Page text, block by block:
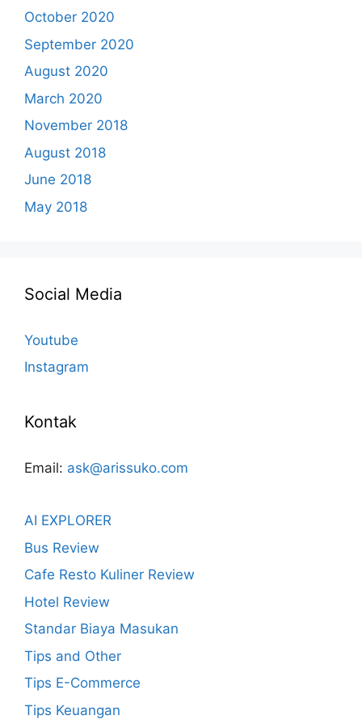
October 2020
September 2020
August 2020
March 2020
November 2018
August 2018
June 2018
May 2018
Social Media
Youtube
Instagram
Kontak
Email: ask@arissuko.com
AI EXPLORER
Bus Review
Cafe Resto Kuliner Review
Hotel Review
Standar Biaya Masukan
Tips and Other
Tips E-Commerce
Tips Keuangan